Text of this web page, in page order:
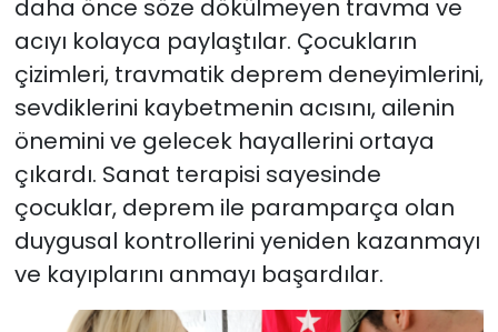
daha önce söze dökülmeyen travma ve
acıyı kolayca paylaştılar. Çocukların
çizimleri, travmatik deprem deneyimlerini,
sevdiklerini kaybetmenin acısını, ailenin
önemini ve gelecek hayallerini ortaya
çıkardı. Sanat terapisi sayesinde
çocuklar, deprem ile paramparça olan
duygusal kontrollerini yeniden kazanmayı
ve kayıplarını anmayı başardılar.